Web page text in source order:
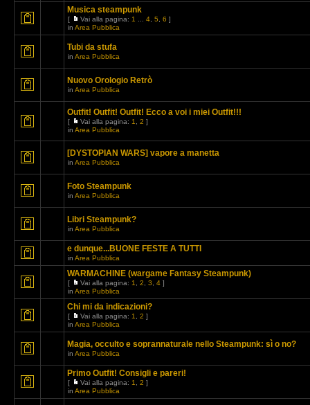
Musica steampunk
[ Vai alla pagina: 1 4 5 6 ]
in Area Pubblica
Tubi da stufa
in Area Pubblica
Nuovo Orologio Retrò
in Area Pubblica
Outfit! Outfit! Outfit! Ecco a voi i miei Outfit!!!
[ Vai alla pagina: 1 2 ]
in Area Pubblica
[DYSTOPIAN WARS] vapore a manetta
in Area Pubblica
Foto Steampunk
in Area Pubblica
Libri Steampunk?
in Area Pubblica
e dunque...BUONE FESTE A TUTTI
in Area Pubblica
WARMACHINE (wargame Fantasy Steampunk)
[ Vai alla pagina: 1 2 3 4 ]
in Area Pubblica
Chi mi da indicazioni?
[ Vai alla pagina: 1 2 ]
in Area Pubblica
Magia, occulto e soprannaturale nello Steampunk: sì o no?
in Area Pubblica
Primo Outfit! Consigli e pareri!
[ Vai alla pagina: 1 2 ]
in Area Pubblica